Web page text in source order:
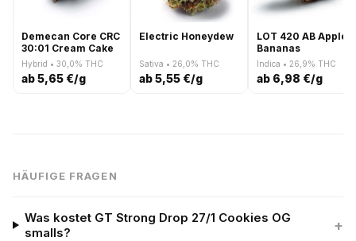
Demecan Core CRC
30:01 Cream Cake
Hybrid • 30,0% THC
ab 5,65 €/g
Electric Honeydew
Sativa • 26,0% THC
ab 5,55 €/g
LOT 420 AB Apple &
Bananas
Indica • 26,9% THC
ab 6,98 €/g
HÄUFIGE FRAGEN
Was kostet GT Strong Drop 27/1 Cookies OG
smalls?
+